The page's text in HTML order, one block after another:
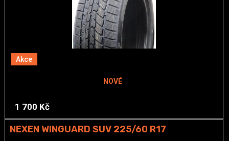
Akce
NOVÉ
1 700 Kč
NEXEN WINGUARD SUV 225/60 R17